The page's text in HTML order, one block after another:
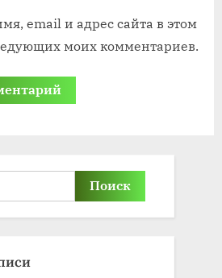
email и адрес сайта в этом
моих комментариев.